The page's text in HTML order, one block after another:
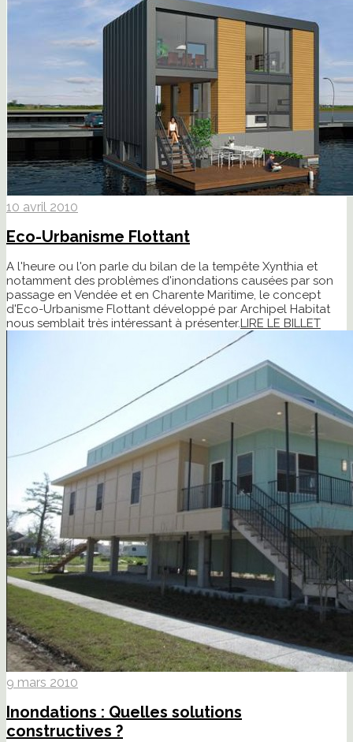
10 avril 2010
Eco-Urbanisme Flottant
A l'heure ou l'on parle du bilan de la tempête Xynthia et
notamment des problèmes d'inondations causées par son
passage en Vendée et en Charente Maritime, le concept
d'Eco-Urbanisme Flottant développé par Archipel Habitat
nous semblait très intéressant à présenter.LIRE LE BILLET
9 mars 2010
Inondations : Quelles solutions
constructives ?